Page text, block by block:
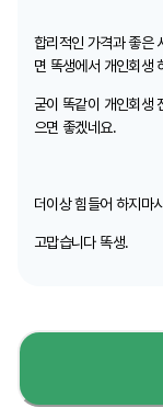
합리적인 가격과 좋은
면 똑생에서 개인회생
굳이 똑같이 개인회생
으면 좋겠네요.
더이상 힘들어 하지마
고맙습니다 똑생.